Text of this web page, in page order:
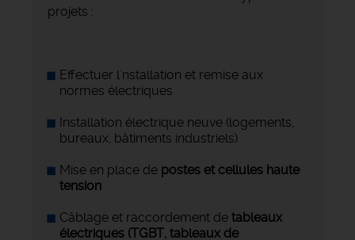
projets :
Effectuer l'nstallation et remise aux
normes électriques
Installation électrique neuve (logements,
bureaux, bâtiments industriels)
Mise en place de postes et cellules haute
tension
Câblage et raccordement de tableaux
électriques (TGBT, tableaux de